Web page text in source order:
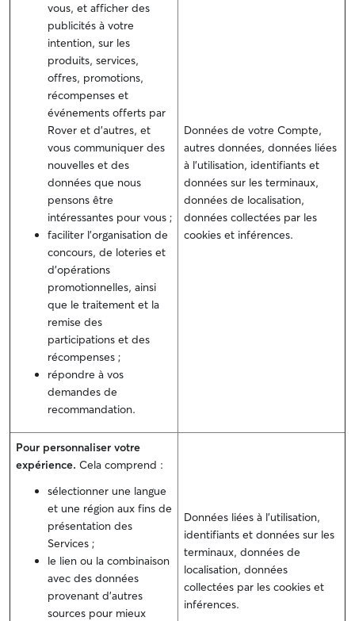
vous, et afficher des
publicités à votre
intention, sur les
produits, services,
offres, promotions,
récompenses et
événements offerts par
Rover et d'autres, et
vous communiquer des
nouvelles et des
données que nous
pensons être
intéressantes pour vous ;
faciliter l'organisation de
concours, de loteries et
d’opérations
promotionnelles, ainsi
que le traitement et la
remise des
participations et des
récompenses ;
répondre à vos
demandes de
recommandation.
Données de votre Compte,
autres données, données liées
à l’utilisation, identifiants et
données sur les terminaux,
données de localisation,
données collectées par les
cookies et inférences.
Pour personnaliser votre
expérience. Cela comprend :
sélectionner une langue
et une région aux fins de
présentation des
Services ;
le lien ou la combinaison
avec des données
provenant d'autres
sources pour mieux
Données liées à l’utilisation,
identifiants et données sur les
terminaux, données de
localisation, données
collectées par les cookies et
inférences.